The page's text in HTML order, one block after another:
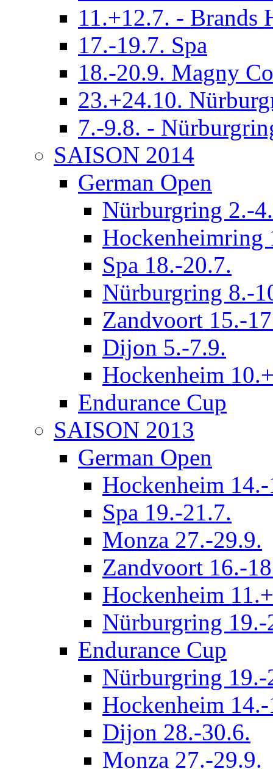
11.+12.7. - Brands
17.-19.7. Spa
18.-20.9. Magny
23.+24.10.
7.-9.8. -
SAISON 2014
German Open
Nürburgring 2.-
Hockenheimring
Spa 18.-20.7.
Nürburgring 8.-
Zandvoort 15.-
Dijon 5.-7.9.
Hockenheim
Endurance Cup
SAISON 2013
German Open
Hockenheim
Spa 19.-21.7.
Monza 27.-29.9.
Zandvoort 16.-
Hockenheim
Nürburgring 19.-
Endurance Cup
Nürburgring 19.-
Hockenheim
Dijon 28.-30.6.
Monza 27.-29.9.